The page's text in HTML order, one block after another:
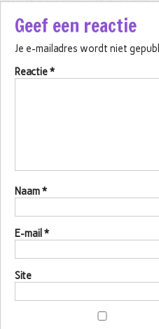
Geef een reactie
Je e-mailadres wordt niet
Reactie*
Naam*
E-mail *
Site